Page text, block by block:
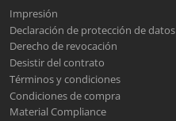
Impresión
Declaración de protección de datos
Derecho de revocación
Desistir del contrato
Términos y condiciones
Condiciones de compra
Material Compliance